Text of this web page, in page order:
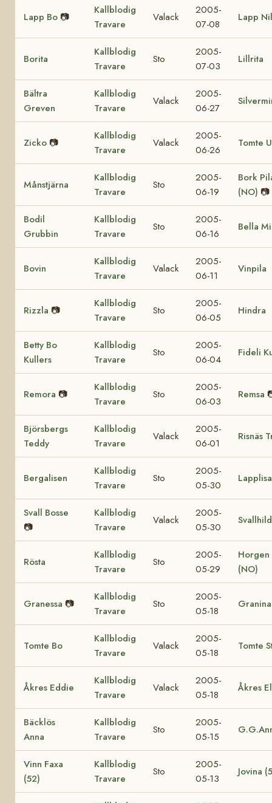
Lapp Bo 📷
Kallblodig
Travare
Valack
2005-
07-08
Lapp
Borita
Kallblodig
Travare
Sto
2005-
07-03
Lillrita
Bältra
Greven
Kallblodig
Travare
Valack
2005-
06-27
Zicko 📷
Kallblodig
Travare
Valack
2005-
06-26
Tomte
Månstjärna
Kallblodig
Travare
Sto
2005-
06-19
Bork
(NO) 📷
Bodil
Grubbin
Kallblodig
Travare
Sto
2005-
06-16
Bella
Bovin
Kallblodig
Travare
Valack
2005-
06-11
Vinpila
Rizzla 📷
Kallblodig
Travare
Sto
2005-
06-05
Hindra
Betty Bo
Kullers
Kallblodig
Travare
Sto
2005-
06-04
Fideli
Remora 📷
Kallblodig
Travare
Sto
2005-
06-03
Remsa
Björsbergs
Teddy
Kallblodig
Travare
Valack
2005-
06-01
Risnäs
Bergalisen
Kallblodig
Travare
Sto
2005-
05-30
Lapplisa
Svall Bosse
📷
Kallblodig
Travare
Valack
2005-
05-30
Rösta
Kallblodig
Travare
Sto
2005-
05-29
Horgen
(NO)
Granessa 📷
Kallblodig
Travare
Sto
2005-
05-18
Granina
Tomte Bo
Kallblodig
Travare
Valack
2005-
05-18
Tomte
Åkres Eddie
Kallblodig
Travare
Valack
2005-
05-18
Åkres
Bäcklös
Anna
Kallblodig
Travare
Sto
2005-
05-15
Vinn Faxa
(52)
Kallblodig
Travare
Sto
2005-
05-13
Jovina